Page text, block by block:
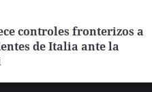
controles fronterizos a
de Italia ante la